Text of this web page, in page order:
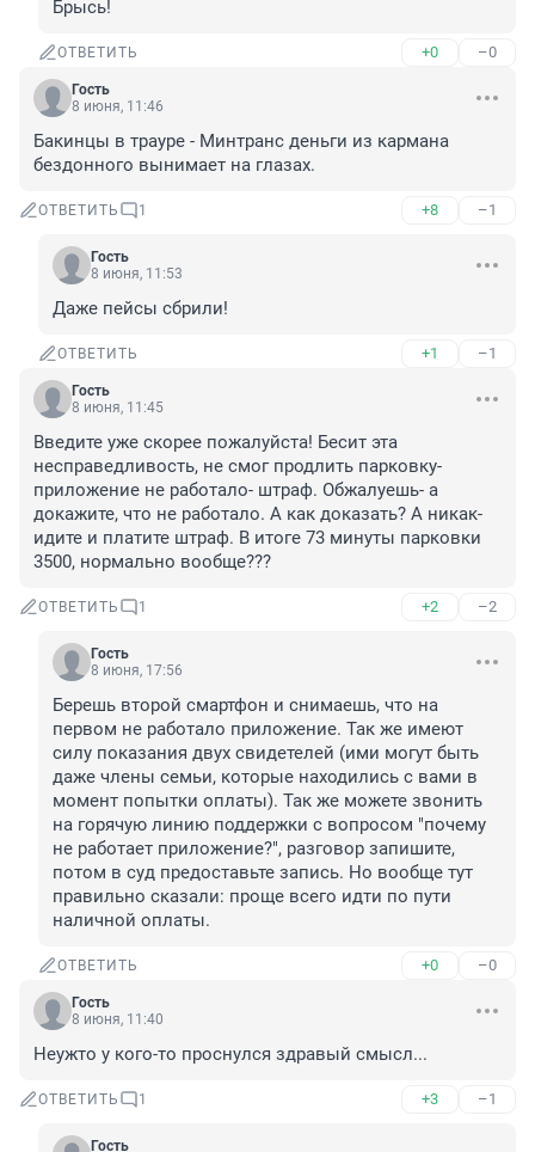
Брысь!
ОТВЕТИТЬ +0 –0
Гость
8 июня, 11:46
Бакинцы в трауре - Минтранс деньги из кармана
бездонного вынимает на глазах.
ОТВЕТИТЬ 1 +8 –1
Гость
8 июня, 11:53
Даже пейсы сбрили!
ОТВЕТИТЬ +1 –1
Гость
8 июня, 11:45
Введите уже скорее пожалуйста! Бесит эта
несправедливость, не смог продлить парковку-
приложение не работало- штраф. Обжалуешь- а
докажите, что не работало. А как доказать? А никак-
идите и платите штраф. В итоге 73 минуты парковки
3500, нормально вообще???
ОТВЕТИТЬ 1 +2 –2
Гость
8 июня, 17:56
Берешь второй смартфон и снимаешь, что на
первом не работало приложение. Так же имеют
силу показания двух свидетелей (ими могут быть
даже члены семьи, которые находились с вами в
момент попытки оплаты). Так же можете звонить
на горячую линию поддержки с вопросом "почему
не работает приложение?", разговор запишите,
потом в суд предоставьте запись. Но вообще тут
правильно сказали: проще всего идти по пути
наличной оплаты.
ОТВЕТИТЬ +0 –0
Гость
8 июня, 11:40
Неужто у кого-то проснулся здравый смысл...
ОТВЕТИТЬ 1 +3 –1
Гость